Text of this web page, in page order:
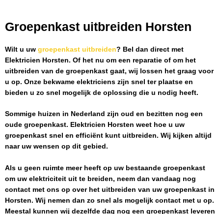
Groepenkast uitbreiden Horsten
Wilt u uw groepenkast uitbreiden? Bel dan direct met
Elektricien Horsten. Of het nu om een reparatie of om het
uitbreiden van de groepenkast gaat, wij lossen het graag voor
u op. Onze bekwame elektriciens zijn snel ter plaatse en
bieden u zo snel mogelijk de oplossing die u nodig heeft.
Sommige huizen in Nederland zijn oud en bezitten nog een
oude groepenkast. Elektricien Horsten weet hoe u uw
groepenkast snel en efficiënt kunt uitbreiden. Wij kijken altijd
naar uw wensen op dit gebied.
Als u geen ruimte meer heeft op uw bestaande groepenkast
om uw elektriciteit uit te breiden, neem dan vandaag nog
contact met ons op over het uitbreiden van uw groepenkast in
Horsten. Wij nemen dan zo snel als mogelijk contact met u op.
Meestal kunnen wij dezelfde dag nog een groepenkast leveren